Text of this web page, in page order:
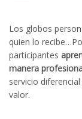
Los globos
quien lo
participantes
manera
servicio
valor.